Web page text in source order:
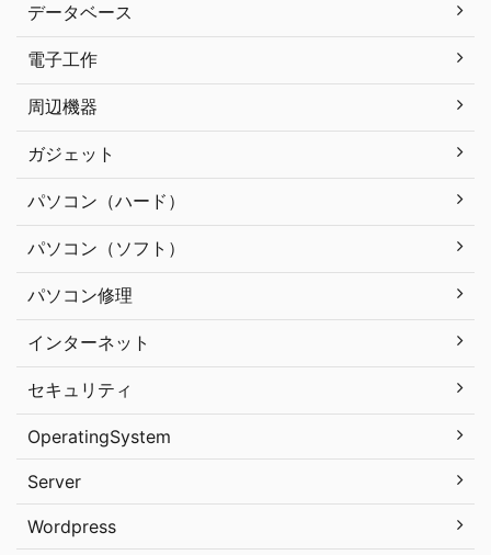
データベース
電子工作
周辺機器
ガジェット
パソコン（ハード）
パソコン（ソフト）
パソコン修理
インターネット
セキュリティ
OperatingSystem
Server
Wordpress